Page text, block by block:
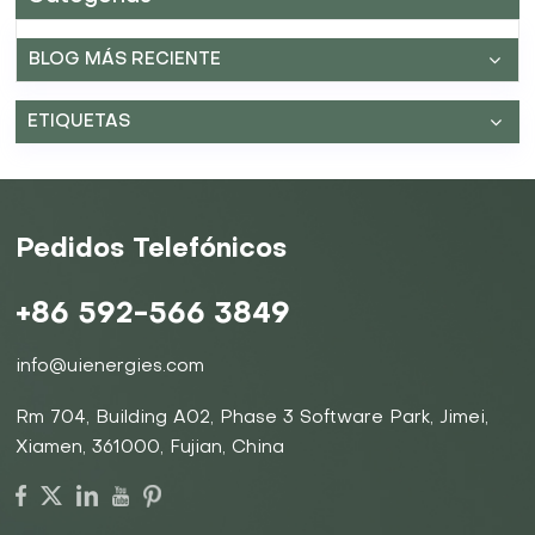
conduce al almacenamiento de energía a medida que
los iones se mantienen dentro de los enlaces
químicos del material de la batería, creando así una
electrodos. Mecanismo de descarga: liberación de
energía almacenadaDurante el alta, ocurre un
la energía eléctrica almacenada en forma de
electrodomésticos. Es esta energía liberada la que
electrónicos de consumo hasta grandes sistemas de
sus capacidades de almacenamiento Las baterías
para cumplir con diferentes requisitos de
almacenamiento de energía. En UIENERGIES, nos
especializamos en soluciones avanzadas de baterías,
apiladas de bajo voltaje, cada una diseñada para
BLOG MÁS RECIENTE
ETIQUETAS
Pedidos Telefónicos
+86 592-566 3849
info@uienergies.com
Rm 704, Building A02, Phase 3 Software Park, Jimei,
Xiamen, 361000, Fujian, China